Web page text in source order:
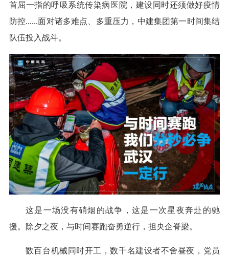
首屈一指的呼吸系统传染病医院，建设同时还须做好疫情
防控......面对诸多难点、多重压力，中建集团第一时间集结
队伍投入战斗。
这是一场没有硝烟的战争，这是一次星夜奔赴的驰
援。除夕之夜，与时间赛跑奋勇逆行，担央企脊梁。
数百台机械同时开工，数千名建设者不舍昼夜，党员